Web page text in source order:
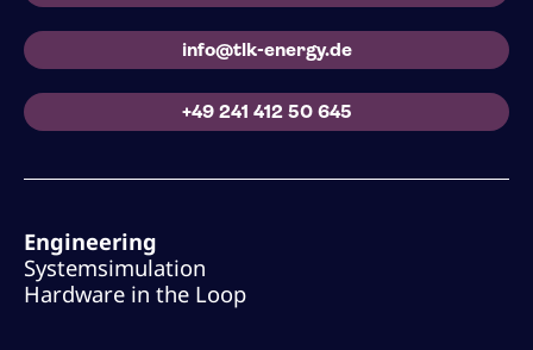
info@tlk-energy.de
+49 241 412 50 645
Engineering
Systemsimulation
Hardware in the Loop